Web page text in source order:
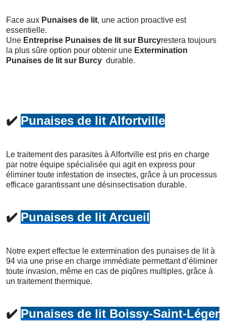
Face aux Punaises de lit, une action proactive est
essentielle.
Une Entreprise Punaises de lit sur Burcyrestera toujours
la plus sûre option pour obtenir une Extermination
Punaises de lit sur Burcy durable.
✔️ Punaises de lit Alfortville
Le traitement des parasites à Alfortville est pris en charge
par notre équipe spécialisée qui agit en express pour
éliminer toute infestation de insectes, grâce à un processus
efficace garantissant une désinsectisation durable.
✔️ Punaises de lit Arcueil
Notre expert effectue le extermination des punaises de lit à
94 via une prise en charge immédiate permettant d’éliminer
toute invasion, même en cas de piqûres multiples, grâce à
un traitement thermique.
✔️ Punaises de lit Boissy-Saint-Léger